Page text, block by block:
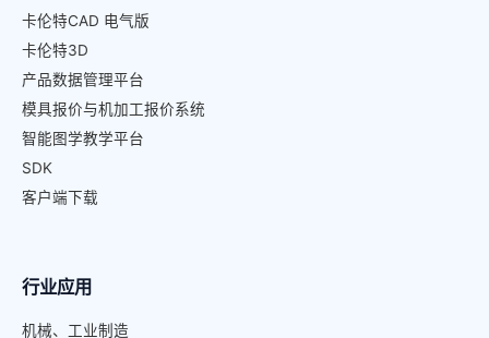
卡伦特CAD 电气版
卡伦特3D
产品数据管理平台
模具报价与机加工报价系统
智能图学教学平台
SDK
客户端下载
行业应用
机械、工业制造